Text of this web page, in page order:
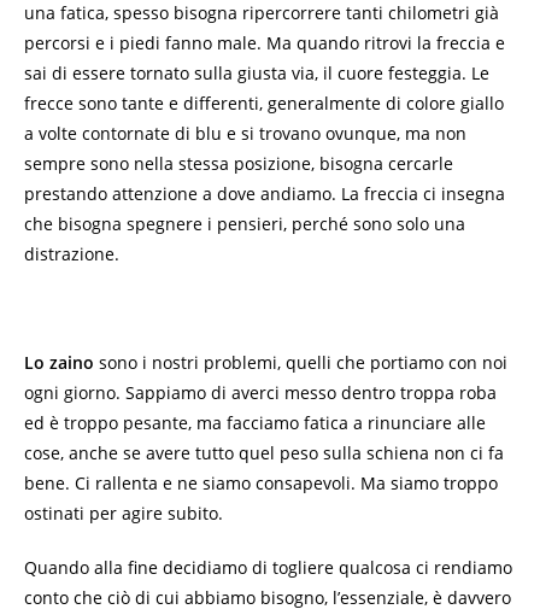
una fatica, spesso bisogna ripercorrere tanti chilometri già
percorsi e i piedi fanno male. Ma quando ritrovi la freccia e
sai di essere tornato sulla giusta via, il cuore festeggia. Le
frecce sono tante e differenti, generalmente di colore giallo
a volte contornate di blu e si trovano ovunque, ma non
sempre sono nella stessa posizione, bisogna cercarle
prestando attenzione a dove andiamo. La freccia ci insegna
che bisogna spegnere i pensieri, perché sono solo una
distrazione.
Lo zaino sono i nostri problemi, quelli che portiamo con noi
ogni giorno. Sappiamo di averci messo dentro troppa roba
ed è troppo pesante, ma facciamo fatica a rinunciare alle
cose, anche se avere tutto quel peso sulla schiena non ci fa
bene. Ci rallenta e ne siamo consapevoli. Ma siamo troppo
ostinati per agire subito.
Quando alla fine decidiamo di togliere qualcosa ci rendiamo
conto che ciò di cui abbiamo bisogno, l’essenziale, è davvero